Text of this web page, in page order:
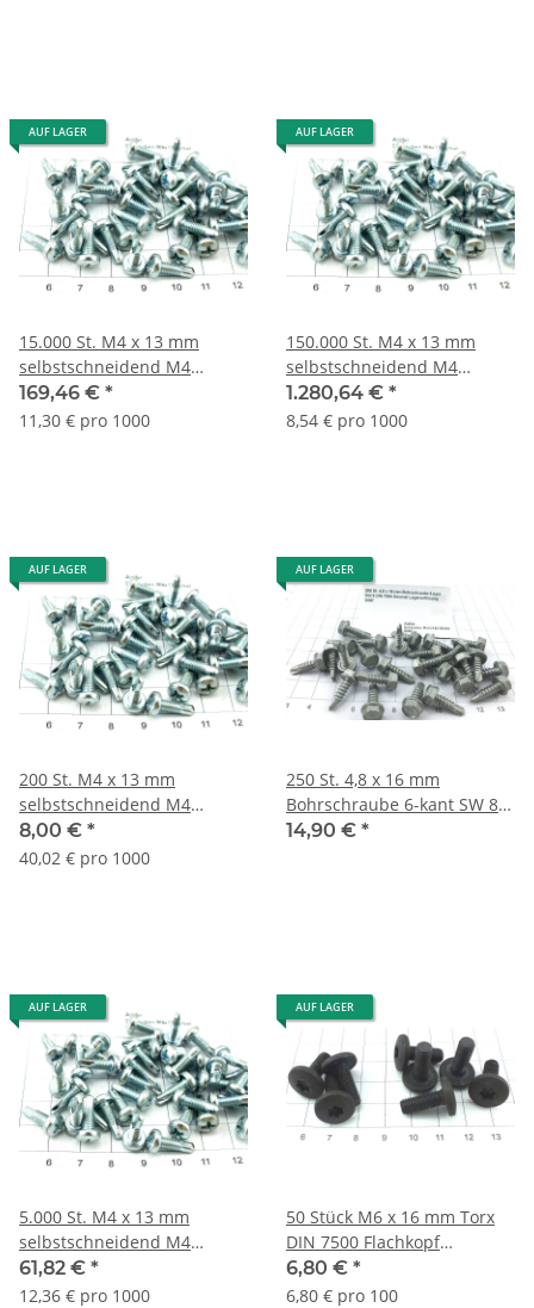
AUF LAGER
15.000 St. M4 x 13 mm
selbstschneidend M4
Gewinde Schrauben
Lagerauflösung S031
169,46 € *
11,30 € pro 1000
AUF LAGER
150.000 St. M4 x 13 mm
selbstschneidend M4
Gewinde Posten
Wiederverkauf S031x10
1.280,64 € *
8,54 € pro 1000
AUF LAGER
200 St. M4 x 13 mm
selbstschneidend M4
Gewinde Schrauben
Lagerauflösung S021-200
8,00 € *
40,02 € pro 1000
AUF LAGER
250 St. 4,8 x 16 mm
Bohrschraube 6-kant SW 8
DIN 7504 Geomet
14,90 € *
AUF LAGER
5.000 St. M4 x 13 mm
selbstschneidend M4
Gewinde Schrauben
Lagerauflösung S022
61,82 € *
12,36 € pro 1000
AUF LAGER
50 Stück M6 x 16 mm Torx
DIN 7500 Flachkopf
gewindefurchend Lageraufl.
S002-50
6,80 € *
6,80 € pro 100